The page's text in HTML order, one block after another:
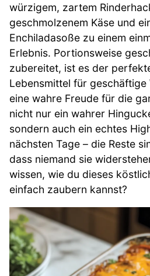
würzigem, zartem
geschmolzenem Käse und
Enchiladasoße zu einem
Erlebnis. Portionsweise
zubereitet, ist es der
Lebensmittel für geschäftige
eine wahre Freude für die
nicht nur ein wahrer
sondern auch ein echtes
nächsten Tage – die Reste
dass niemand sie
wissen, wie du dieses
einfach zaubern kannst?